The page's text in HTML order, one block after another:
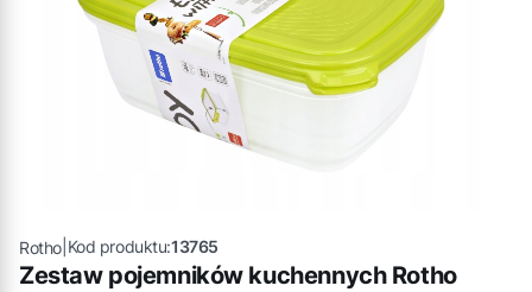
Rotho| Kod produktu:13765
Zestaw pojemników kuchennych Rotho